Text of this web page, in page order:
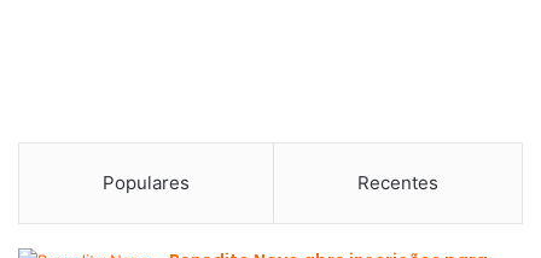
Populares Recentes